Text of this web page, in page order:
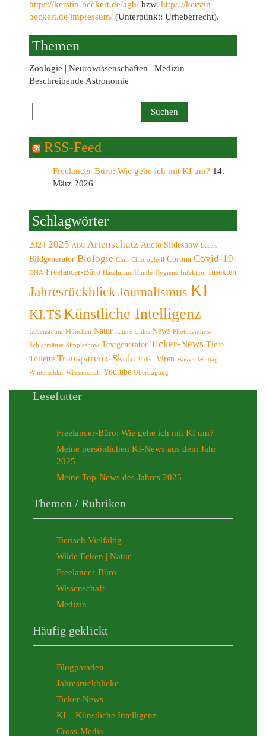
https://kerstin-beckert.de/agb/ bzw.https://kerstin-
beckert.de/impressum/ (Unterpunkt: Urheberrecht).
Themen
Zoologie | Neurowissenschaften | Medizin |
Beschreibende Astronomie
RSS-Feed
Freelancer-Büro: Wie gehe ich mit KI um? 14.
März 2026
Schlagwörter
2024 2025 ABC Artenschutz Audio Slideshow Basics
Bildgenerator Biologie Chili Chlorophyll Corona Covid-19
DNA Freelancer-Büro Haselmaus Hunde Hygiene Infektion Insekten
Jahresrückblick Journalismus KI
KI.TS Künstliche Intelligenz
Lebensraum München Natur nature-slides News Photosynthese
Schlafmäuse Simpleshow Textgenerator Ticker-News Tiere
Toilette Transparenz-Skala Video Viren Wasser Welttag
Winterschlaf Wissenschaft Youtube Übertragung
Lesefutter
Freelancer-Büro: Wie gehe ich mit KI um?
Meine persönlichen KI-News aus dem Jahr
2025
Meine Top-News des Jahres 2025
Themen / Rubriken
Tierisch Vielfältig
Wilde Ecken | Natur
Freelancer-Büro
Wissenschaft
Medizin
Häufig geklickt
Blogparaden
Jahresrückblicke
Ticker-News
KI – Künstliche Intelligenz
Cross-Media